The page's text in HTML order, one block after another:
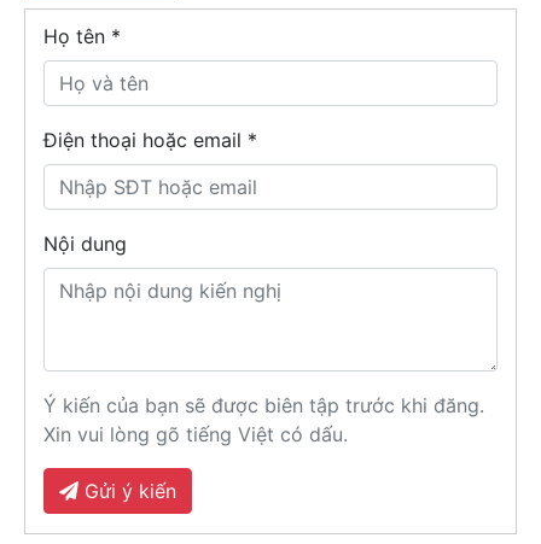
Họ tên *
Điện thoại hoặc email *
Nội dung
Ý kiến của bạn sẽ được biên tập trước khi đăng.
Xin vui lòng gõ tiếng Việt có dấu.
Gửi ý kiến